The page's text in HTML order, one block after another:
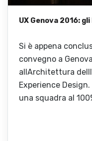
UX Genova 2016:
Si è appena
convegno a
allArchitettura
Experience
una squadra al